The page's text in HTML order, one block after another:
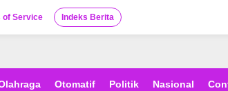
of Service Indeks Berita
Otomatif Politik Nasional